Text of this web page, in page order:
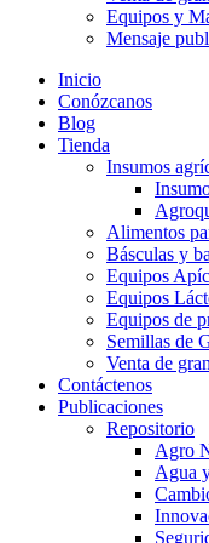
Equipos y
Mensaje
Inicio
Conózcanos
Blog
Tienda
Insumos
Alimentos
Básculas y
Equipos
Equipos
Equipos de
Semillas de
Venta de
Contáctenos
Publicaciones
Repositorio
Agro
Agua